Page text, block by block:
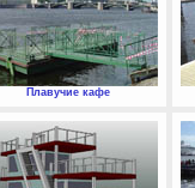
Плавучие кафе